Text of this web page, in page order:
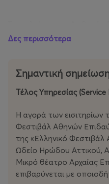
Δες περισσότερα
Σημαντική
Τέλος Υπηρεσίας
Η αγορά των
Φεστιβάλ Αθηνών
της «Ελληνικό Φεστιβάλ
Ωδείο Ηρώδου Αττικού,
Μικρό θέατρο Αρχαίας
επιβαρύνεται με